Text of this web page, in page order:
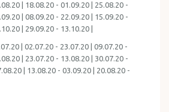
| 18.08.20 - 01.09.20 | 25.08.20 -
| 08.09.20 - 22.09.20 | 15.09.20 -
| 29.09.20 - 13.10.20 |
| 02.07.20 - 23.07.20 | 09.07.20 -
| 23.07.20 - 13.08.20 | 30.07.20 -
| 13.08.20 - 03.09.20 | 20.08.20 -